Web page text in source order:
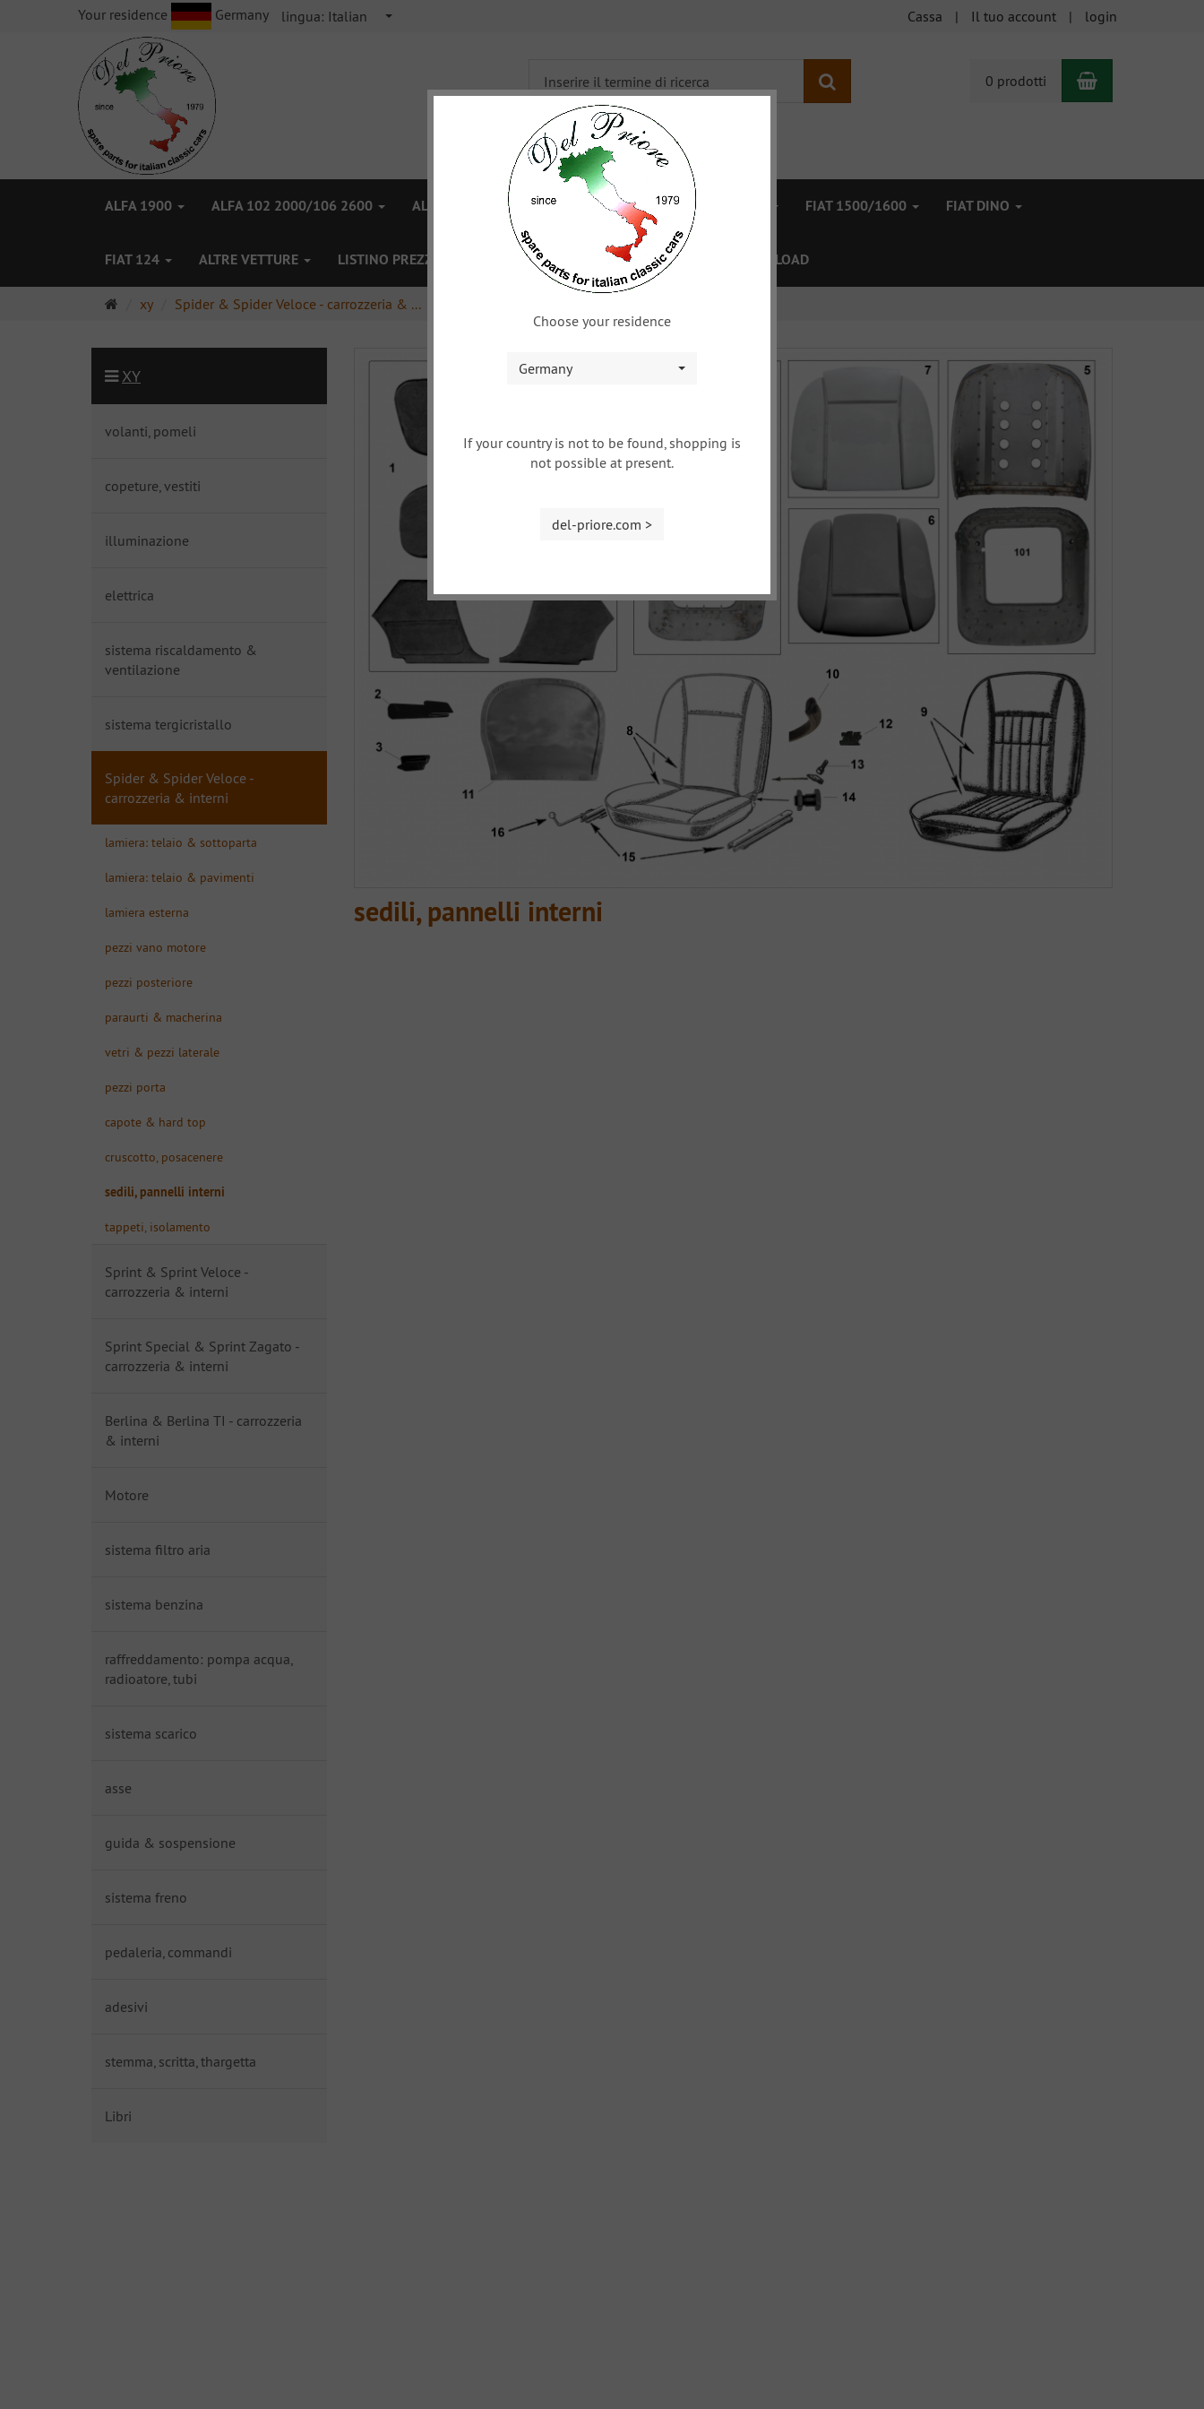
Your residence Germany lingua: Italian Cassa Il tuo account login
0 prodotti Carrello
ALFA 1900 ALFA 102 2000/106 2600 ALFA 750/101 ALFA 105/115 FIAT TOPOLINO FIAT 1500/1600 FIAT DINO
FIAT 124 ALTRE VETTURE LISTINO PREZZI OFFERTE SPECIALI BUONO XY DOWNLOAD
Pagina
xy Spider & Spider Veloce - carrozzeria & ...
sedili, pannelli interni
XY
volanti, pomeli
copeture, vestiti
illuminazione
elettrica
sistema riscaldamento &
ventilazione
sistema tergicristallo
Spider & Spider Veloce -
carrozzeria & interni
lamiera: telaio & sottoparta
lamiera: telaio & pavimenti
lamiera esterna
pezzi vano motore
pezzi posteriore
paraurti & macherina
vetri & pezzi laterale
pezzi porta
capote & hard top
cruscotto, posacenere
sedili, pannelli interni
tappeti, isolamento
Sprint & Sprint Veloce -
carrozzeria & interni
Sprint Special & Sprint Zagato -
carrozzeria & interni
Berlina & Berlina TI - carrozzeria
& interni
Motore
sistema filtro aria
sistema benzina
raffreddamento: pompa acqua,
radioatore, tubi
sistema scarico
asse
guida & sospensione
sistema freno
pedaleria, commandi
adesivi
stemma, scritta, thargetta
Libri
Choose your residence
Germany
If your country is not to be found, shopping is
not possible at present.
del-priore.com >